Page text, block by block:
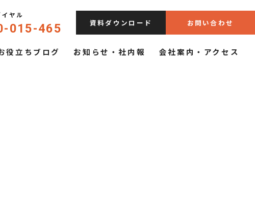
ヤル
015-465 資料ダウンロード お問い合わせ
役立ちブログ お知らせ・社内報 会社案内・アクセス